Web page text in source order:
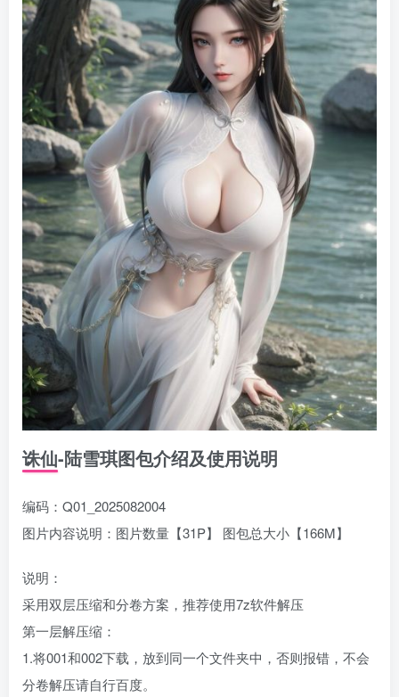
诛仙-陆雪琪图包介绍及使用说明
编码：Q01_2025082004
图片内容说明：图片数量【31P】 图包总大小【166M】
说明：
采用双层压缩和分卷方案，推荐使用7z软件解压
第一层解压缩：
1.将001和002下载，放到同一个文件夹中，否则报错，不会
分卷解压请自行百度。